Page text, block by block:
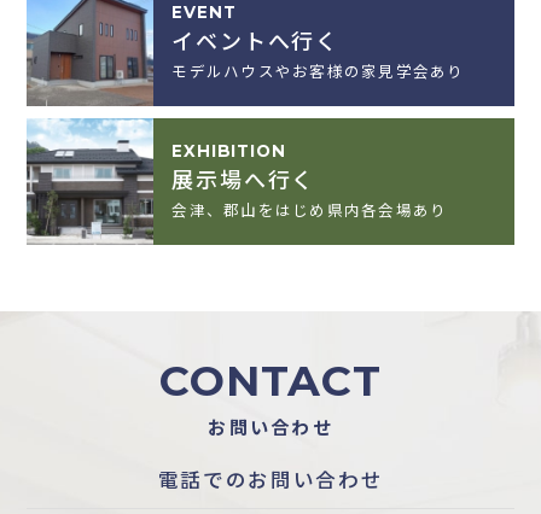
EVENT
イベントへ行く
モデルハウスやお客様の家見学会あり
EXHIBITION
展示場へ行く
会津、郡山をはじめ県内各会場あり
CONTACT
お問い合わせ
電話でのお問い合わせ